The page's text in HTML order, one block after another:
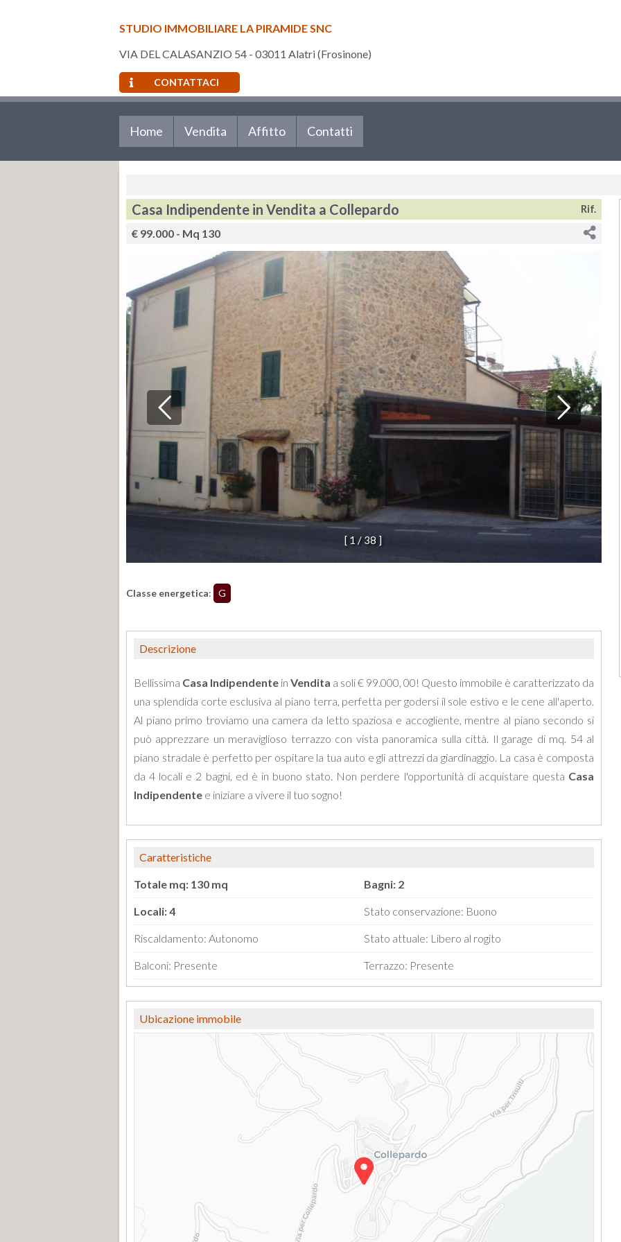
STUDIO IMMOBILIARE LA PIRAMIDE SNC
VIA DEL CALASANZIO 54 - 03011 Alatri (Frosinone)
CONTATTACI
Home Vendita Affitto Contatti
Casa Indipendente in Vendita a Collepardo Rif.
€ 99.000 - Mq 130
[ 1/ 38 ]
Classe energetica: G
Descrizione
Bellissima Casa Indipendente in Vendita a soli € 99.000, 00! Questo immobile è caratterizzato da
una splendida corte esclusiva al piano terra, perfetta per godersi il sole estivo e le cene all'aperto.
Al piano primo troviamo una camera da letto spaziosa e accogliente, mentre al piano secondo si
può apprezzare un meraviglioso terrazzo con vista panoramica sulla città. Il garage di mq. 54 al
piano stradale è perfetto per ospitare la tua auto e gli attrezzi da giardinaggio. La casa è composta
da 4 locali e 2 bagni, ed è in buono stato. Non perdere l'opportunità di acquistare questa Casa
Indipendente e iniziare a vivere il tuo sogno!
Caratteristiche
Totale mq: 130 mq Bagni: 2
Locali: 4 Stato conservazione: Buono
Riscaldamento: Autonomo Stato attuale: Libero al rogito
Balconi: Presente Terrazzo: Presente
Ubicazione immobile